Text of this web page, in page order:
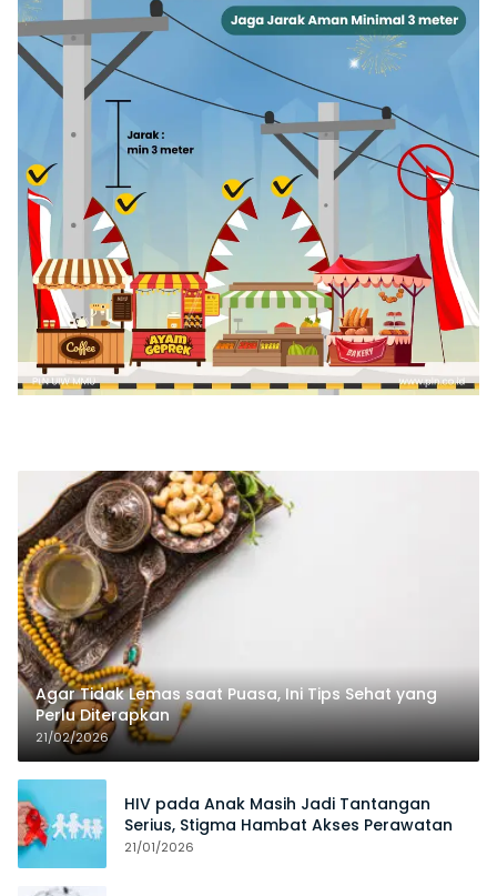
Agar Tidak Lemas saat Puasa, Ini Tips Sehat yang
Perlu Diterapkan
21/02/2026
HIV pada Anak Masih Jadi Tantangan
Serius, Stigma Hambat Akses Perawatan
21/01/2026